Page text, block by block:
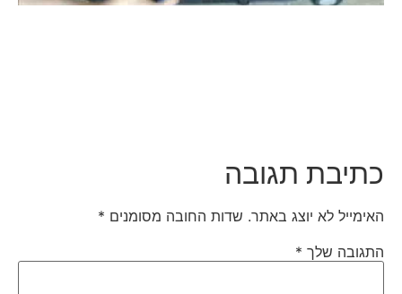
כתיבת תגובה
האימייל לא יוצג באתר. שדות החובה מסומנים*
התגובה שלך*